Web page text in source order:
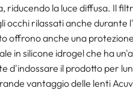
riducendo la luce diffusa. Il
occhi rilassati anche durante
offrono anche una
in silicone idrogel che ha
d'indossare il prodotto per
vantaggio delle lenti